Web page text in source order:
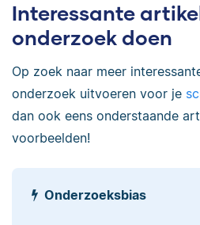
Interessante
onderzoek doen
Op zoek naar meer
onderzoek uitvoeren voor je
dan ook eens onderstaande
voorbeelden!
Onderzoeksbias